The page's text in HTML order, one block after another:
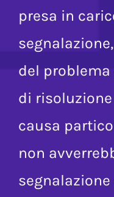
presa in
del problema
di
causa
non